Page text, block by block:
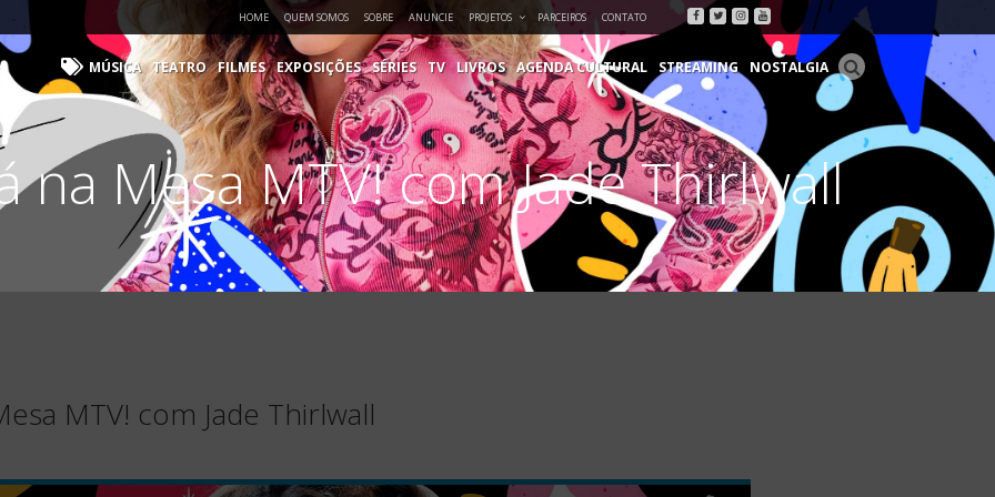
HOME QUEM SOMOS SOBRE ANUNCIE PROJETOS PARCEIROS CONTATO Facebook
Twitter
Instagram
Youtube
MÚSICA TEATRO FILMES EXPOSIÇÕES SÉRIES TV LIVROS AGENDA CULTURAL STREAMING NOSTALGIA
na Mesa MTV! com Jade Thirlwall
MTV! com Jade Thirlwall